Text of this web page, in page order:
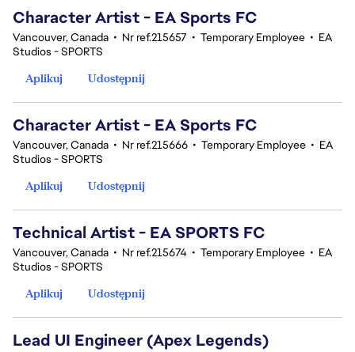
Character Artist - EA Sports FC
Vancouver, Canada • Nr ref.215657 • Temporary Employee • EA
Studios - SPORTS
Aplikuj
Udostępnij
Character Artist - EA Sports FC
Vancouver, Canada • Nr ref.215666 • Temporary Employee • EA
Studios - SPORTS
Aplikuj
Udostępnij
Technical Artist - EA SPORTS FC
Vancouver, Canada • Nr ref.215674 • Temporary Employee • EA
Studios - SPORTS
Aplikuj
Udostępnij
Lead UI Engineer (Apex Legends)